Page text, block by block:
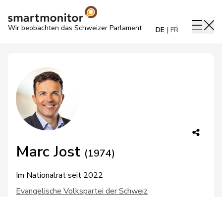
Wir beobachten das Schweizer Parlament DE FR
Marc Jost (1974)
Im Nationalrat seit 2022
Evangelische Volkspartei der Schweiz